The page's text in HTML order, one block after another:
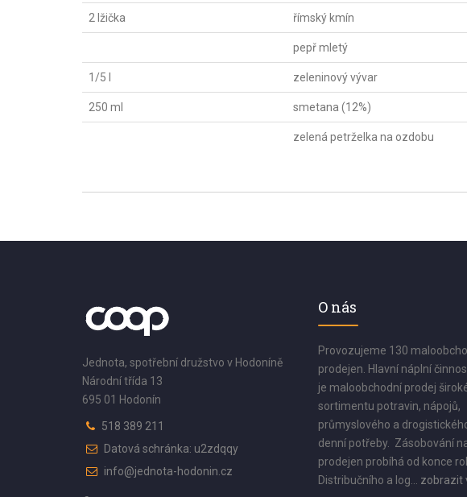
2 lžička římský kmín
pepř mletý
1/5 l zeleninový vývar
250 ml smetana (12%)
zelená petrželka na ozdobu
Jednota, spotřební družstvo v Hodoníně
Národní třída 13
695 01 Hodonín
518 389 211
Datová schránka: u2zdqqy
info@jednota-hodonin.cz
O nás
Provozujeme 130
prodejen. Hlavní náplní
je maloobchodní prodej
sortimentu potravin, nápojů,
průmyslového a
denní potřeby. Zásobování
prodejen probíhá od konce
Distribučního a log... zobrazit